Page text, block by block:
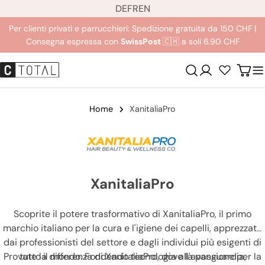
contenuto
i
g
u
a
DE EN
FR
Per clienti privati e parrucchieri: Spedizione gratuita da 150 CHF |
Consegna espressa con SwissPost🇨🇭 a soli 6.90 CHF
Login
Home XanitaliaPro
XanitaliaPro
Scoprite il potere trasformativo di XanitaliaPro, il primo
marchio italiano per la cura e l'igiene dei capelli, apprezzato
dai professionisti del settore e dagli individui più esigenti di
tutto il mondo. Fondendo tecnologia all'avanguardia,
Provate la differenza di XanitaliaPro, dove la passione per la